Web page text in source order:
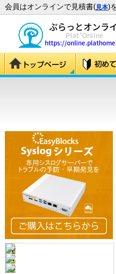
会員はオンラインで見積書(見本)